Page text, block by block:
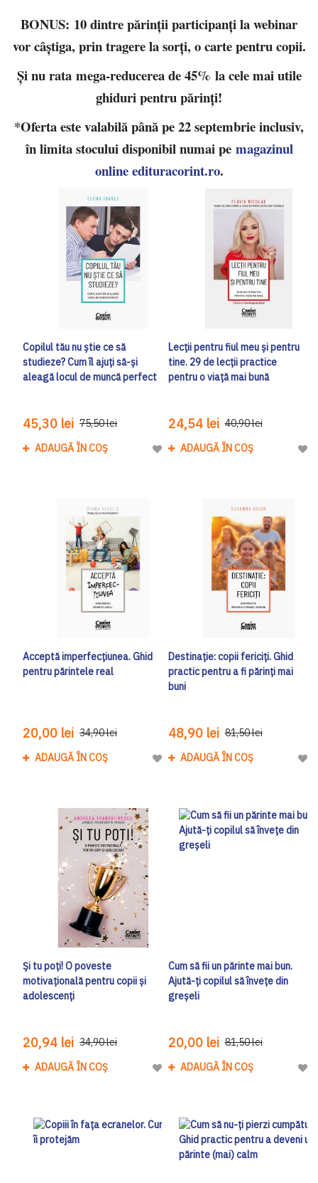
BONUS: 10 dintre părinții participanți la webinar
vor câștiga, prin tragere la sorți, o carte pentru copii.
Şi nu rata mega-reducerea de 45% la cele mai utile
ghiduri pentru părinți!
*Oferta este valabilă până pe 22 septembrie inclusiv,
în limita stocului disponibil numai pe magazinul
online edituracorint.ro.
Copilul tău nu ştie ce să
studieze? Cum îl ajuţi să-şi
aleagă locul de muncă perfect
45,30 lei 75,50 lei
ADAUGĂ ÎN COȘ
Adaugă la Lista de Dorinte
Lecții pentru fiul meu și pentru
tine. 29 de lecții practice
pentru o viață mai bună
24,54 lei 40,90 lei
ADAUGĂ ÎN COȘ
Acceptă imperfecțiunea. Ghid
pentru părintele real
20,00 lei 34,90 lei
ADAUGĂ ÎN COȘ
Adaugă la Lista de Dorinte
Destinație: copii fericiți. Ghid
practic pentru a fi părinți mai
buni
48,90 lei 81,50 lei
ADAUGĂ ÎN COȘ
Și tu poți! O poveste
motivațională pentru copii și
adolescenți
20,94 lei 34,90 lei
ADAUGĂ ÎN COȘ
Adaugă la Lista de Dorinte
Cum să fii un părinte mai bun.
Ajută-ți copilul să învețe din
greșeli
20,00 lei 81,50 lei
ADAUGĂ ÎN COȘ